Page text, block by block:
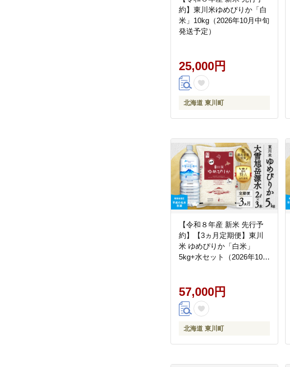
約】東川米ゆめぴりか「白
米」10kg（2026年10月中旬
発送予定）
25,000円
北海道 東川町
【令和８年産 新米 先行予
約】【3ヵ月定期便】東川
米 ゆめぴりか「白米」
5kg+水セット（2026年10月
57,000円
北海道 東川町